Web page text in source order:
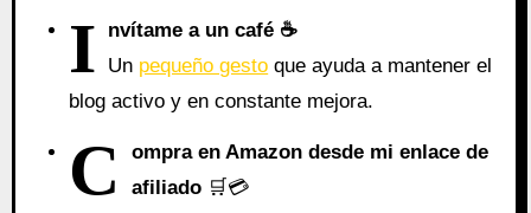
I
nvítame a un café ☕
Un pequeño gesto que ayuda a mantener el
blog activo y en constante mejora.
C
ompra en Amazon desde mi enlace de
afiliado 🛒💳